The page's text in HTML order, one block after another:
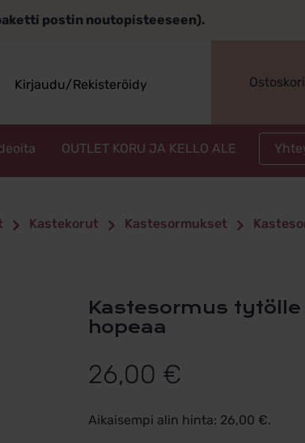
postin noutopisteeseen).
Kirjaudu/Rekisteröidy Ostoskori
OUTLET KORU JA KELLO ALE
Kastekorut Kastesormukset
Kastesormus tytölle sydänsormus
hopeaa
26,00 €
Aikaisempi alin hinta: 26,00 €.